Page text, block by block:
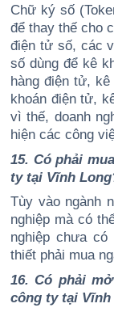
Chữ ký số
để thay thế cho
điện tử số, các
số dùng để kê
hàng điện tử,
khoán điện tử,
vì thế, doanh
hiện các công
15. Có phải
ty tại Vĩnh
Tùy vào ngành
nghiệp mà có
nghiệp chưa
thiết phải mua
16. Có phải
công ty tại Vĩnh